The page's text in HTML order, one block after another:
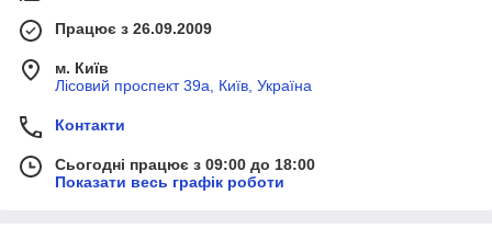
Працює з 26.09.2009
м. Київ
Лісовий проспект 39а, Київ, Україна
Контакти
Сьогодні працює з 09:00 до 18:00
Показати весь графік роботи